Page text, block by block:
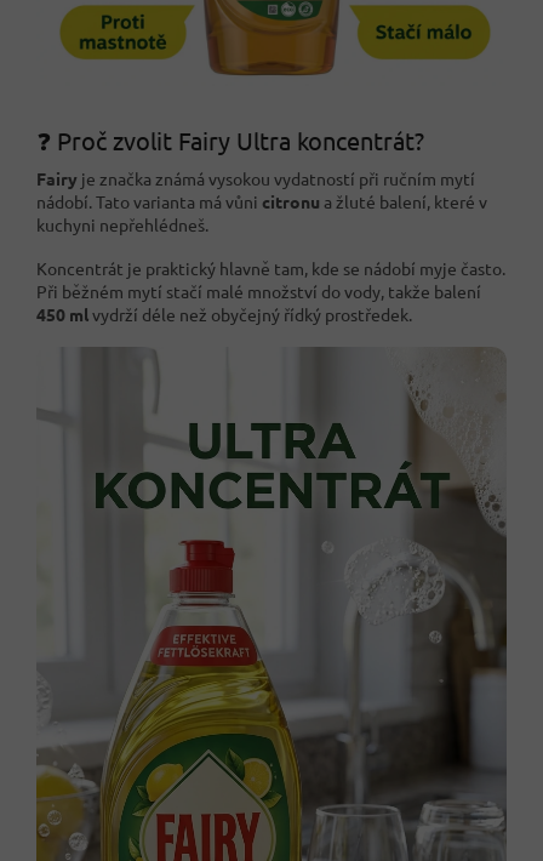
❓ Proč zvolit Fairy Ultra koncentrát?
Fairy je značka známá vysokou vydatností při ručním mytí
nádobí. Tato varianta má vůni citronu a žluté balení, které v
kuchyni nepřehlédneš.
Koncentrát je praktický hlavně tam, kde se nádobí myje často.
Při běžném mytí stačí malé množství do vody, takže balení
450 mlvydrží déle než obyčejný řídký prostředek.